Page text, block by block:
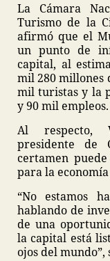
La Cámara
Turismo de la
afirmó que el
un punto de
capital, al
mil 280 millones
mil turistas y la
y 90 mil empleos.
Al respecto,
presidente de
certamen
para la
“No estamos
hablando de
de una
la capital está
ojos del mundo”,